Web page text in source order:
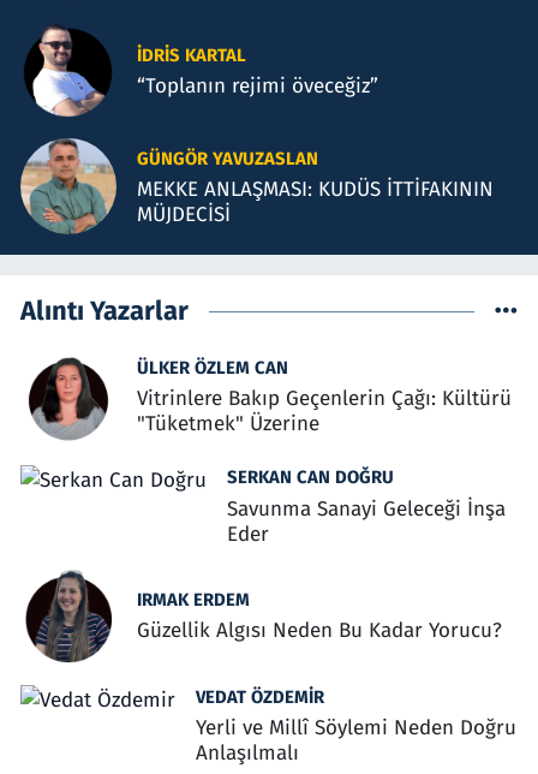
İDRIS KARTAL
“Toplanın rejimi öveceğiz”
GÜNGÖR YAVUZASLAN
MEKKE ANLAŞMASI: KUDÜS İTTİFAKININ
MÜJDECİSİ
Alıntı Yazarlar
ÜLKER ÖZLEM CAN
Vitrinlere Bakıp Geçenlerin Çağı: Kültürü
"Tüketmek" Üzerine
SERKAN CAN DOĞRU
Savunma Sanayi Geleceği İnşa
Eder
IRMAK ERDEM
Güzellik Algısı Neden Bu Kadar Yorucu?
VEDAT ÖZDEMIR
Yerli ve Millî Söylemi Neden Doğru
Anlaşılmalı